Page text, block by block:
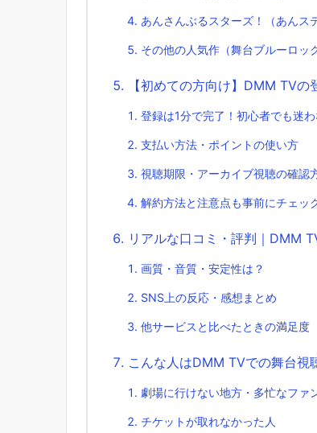
あんさんぶるスターズ！（あんステ
その他の人気作（舞台ブルーロッ
【初めての方向け】DMM TVの
登録は1分で完了！初心者でも迷
支払い方法・ポイントの使い方
視聴期限・アーカイブ視聴の確認
解約方法と注意点も事前にチェッ
リアルな口コミ・評判｜DMM
画質・音質・安定性は？
SNS上の反応・感想まとめ
他サービスと比べたときの満足度
こんな人はDMM TVでの舞台視
劇場に行けない地方・多忙なファ
チケットが取れなかった人